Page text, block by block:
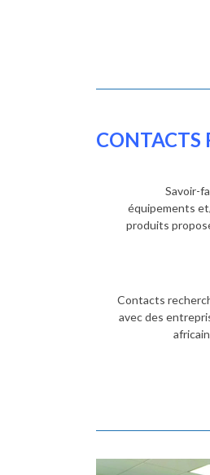
CONTACTS
Savoir-
équipements
produits
Contacts
avec des